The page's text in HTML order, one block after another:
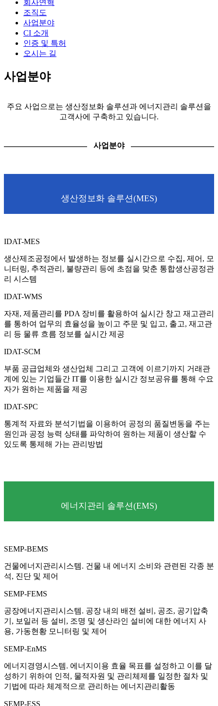
회사연혁
조직도
사업분야
CI 소개
인증 및 특허
오시는 길
사업분야
주요 사업으로는 생산정보화 솔루션과 에너지관리 솔루션을
고객사에 구축하고 있습니다.
사업분야
생산정보화 솔루션(MES)
IDAT-MES
생산제조공정에서 발생하는 정보를 실시간으로 수집, 제어, 모
니터링, 추적관리, 불량관리 등에 초점을 맞춘 통합생산공정관
리 시스템
IDAT-WMS
자재, 제품관리를 PDA 장비를 활용하여 실시간 창고 재고관리
를 통하여 업무의 효율성을 높이고 주문 및 입고, 출고, 재고관
리 등 물류 흐름 정보를 실시간 제공
IDAT-SCM
부품 공급업체와 생산업체 그리고 고객에 이르기까지 거래관
계에 있는 기업들간 IT를 이용한 실시간 정보공유를 통해 수요
자가 원하는 제품을 제공
IDAT-SPC
통계적 자료와 분석기법을 이용하여 공정의 품질변동을 주는
원인과 공정 능력 상태를 파악하여 원하는 제품이 생산할 수
있도록 통제해 가는 관리방법
에너지관리 솔루션(EMS)
SEMP-BEMS
건물에너지관리시스템. 건물 내 에너지 소비와 관련된 각종 분
석, 진단 및 제어
SEMP-FEMS
공장에너지관리시스템. 공장 내의 배전 설비, 공조, 공기압축
기, 보일러 등 설비, 조명 및 생산라인 설비에 대한 에너지 사
용, 가동현황 모니터링 및 제어
SEMP-EnMS
에너지경영시스템. 에너지이용 효율 목표를 설정하고 이를 달
성하기 위하여 인적, 물적자원 및 관리체제를 일정한 절차 및
기법에 따라 체계적으로 관리하는 에너지관리활동
SEMP-ESS